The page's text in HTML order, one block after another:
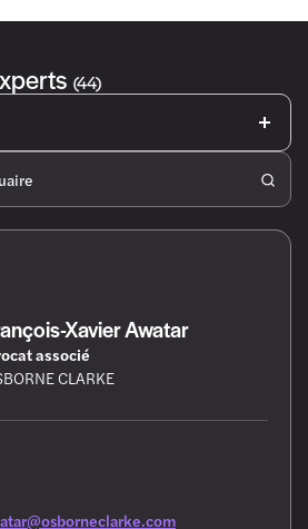
(44)
Assurances
Xavier Awatar
associé
CLARKE